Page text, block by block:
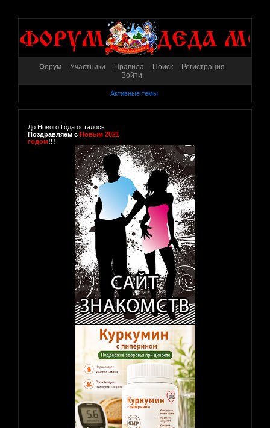
Форум Участники Правила Поиск
Регистрация
Войти
Активные темы
До Нового Года осталось:
Поздравляем с Новым 2021
годом!!!